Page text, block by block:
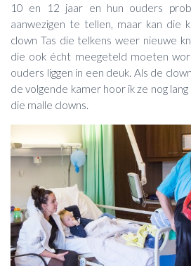
10 en 12 jaar en hun ouders
aanwezigen te tellen, maar kan die
clown Tas die telkens weer nieuwe
die ook écht meegeteld moeten
ouders liggen in een deuk. Als de
de volgende kamer hoor ik ze nog
die malle clowns.